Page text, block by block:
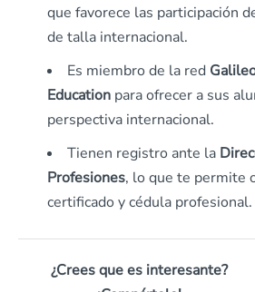
que favorece las participación
de talla internacional.
Es miembro de la red
Education para ofrecer a sus
perspectiva internacional.
Tienen registro ante la
Profesiones, lo que te permite
certificado y cédula profesional.
¿Crees que es interesante?